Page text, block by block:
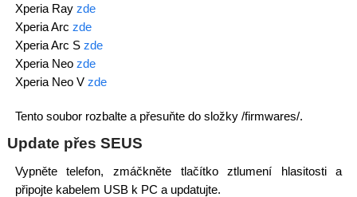
Xperia Ray zde
Xperia Arc zde
Xperia Arc S zde
Xperia Neo zde
Xperia Neo V zde
Tento soubor rozbalte a přesuňte do složky /firmwares/.
Update přes SEUS
Vypněte telefon, zmáčkněte tlačítko ztlumení hlasitosti a
připojte kabelem USB k PC a updatujte.